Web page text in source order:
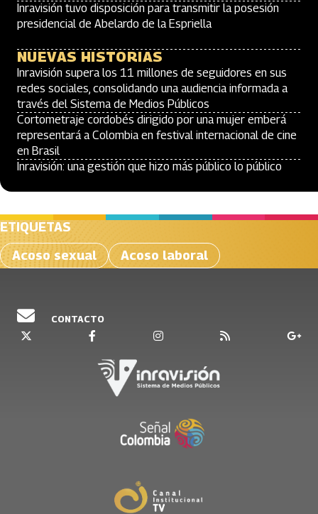
Inravisión tuvo disposición para transmitir la posesión
presidencial de Abelardo de la Espriella
NUEVAS HISTORIAS
Inravisión supera los 11 millones de seguidores en sus
redes sociales, consolidando una audiencia informada a
través del Sistema de Medios Públicos
Cortometraje cordobés dirigido por una mujer emberá
representará a Colombia en festival internacional de cine
en Brasil
Inravisión: una gestión que hizo más público lo público
ETIQUETAS
Acoso sexual
Acoso laboral
CONTACTO